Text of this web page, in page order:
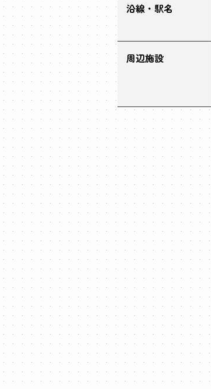
沿線・駅名
周辺施設